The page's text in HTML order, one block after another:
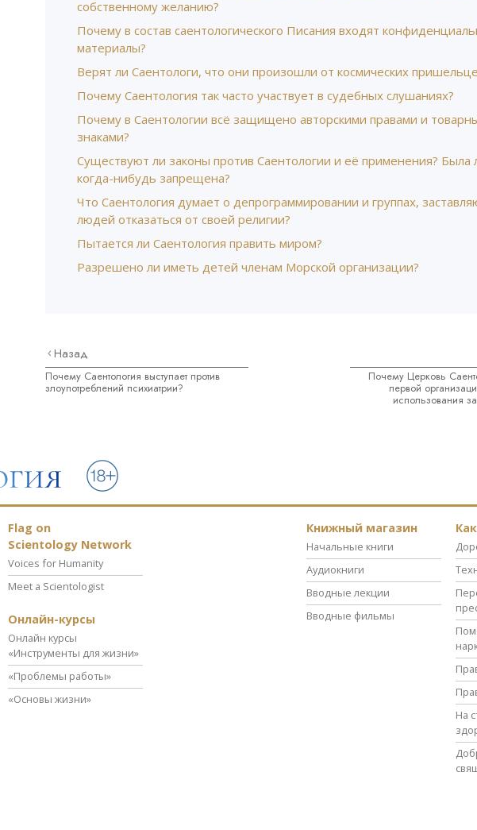
собственному желанию?
Почему в состав саентологического Писания входят
материалы?
Верят ли Саентологи, что они произошли от космических
Почему Саентология так часто участвует в судебных слушаниях?
Почему в Саентологии всё защищено авторскими правами и
знаками?
Существуют ли законы против Саентологии и её применения? Была
когда-нибудь запрещена?
Что Саентология думает о депрограммировании и группах,
людей отказаться от своей религии?
Пытается ли Саентология править миром?
Разрешено ли иметь детей членам Морской организации?
Назад
Почему Саентология выступает против
злоупотреблений психиатрии?
Почему Церковь
первой
использования
Flag on
Scientology Network
Voices for Humanity
Meet a Scientologist
Онлайн-курсы
Онлайн курсы
«Инструменты для жизни»
«Проблемы работы»
«Основы жизни»
Книжный магазин
Начальные книги
Аудиокниги
Вводные лекции
Вводные фильмы
На